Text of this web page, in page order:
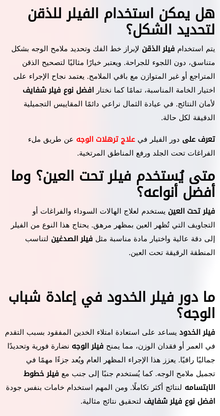
هل يمكن استخدام الفيلر للذقن
لتحديد الشكل؟
يتم استخدام فيلر الذقن لإبراز خط الفك وتحديد ملامح الوجه بشكل
متناسق، دون اللجوء للجراحة. ويعتبر خيارًا مثاليًا لتصحيح الذقن
المتراجع أو غير المتوازن مع باقي الملامح. يعتمد نجاح الإجراء على
اختيار الخامة المناسبة، تمامًا كما نختارافضل نوع فيلر شفايف
لأمان النتائج. في عيادة الثمال نراعي دائمًا المقاييس التجميلية
الدقيقة لكل حالة.
تعرف على دور الفيلر في علاج ترهلات الوجه عن طريق ملء
الفراغات تحت الجلد ورفع المناطق المرتخية.
متى يُستخدم فيلر تحت العين؟ وما
أفضل أنواعه؟
فيلر تحت العين يستخدم لعلاج الهالات السوداء والفراغات أو
التجاويف التي تُظهر العين بمظهر مرهق. يحتاج هذا النوع من الفيلر
إلى دقة عالية واختيار مادة مناسبة مثل فيلر الصدغين لتناسب
المنطقة الرقيقة تحت العين.
ما دور فيلر الخدود في إعادة شباب
الوجه؟
فيلر الخدوديساعد على استعادة امتلاء الخدين المفقود بسبب التقدم
في العمر أو فقدان الوزن، مما يمنح فيلر الوجه نضارة فورية وتحديدًا
جماليًا راقيًا. يعزز هذا الإجراء المظهر العام ويُعد جزءًا مهمًا في
تجميل ملامح الوجه. كما يُستخدم جنبًا إلى جنب مع فيلر خطوط
الابتسامه لنتائج أكثر تكاملًا. ومن المهم استخدام خامات بنفس جودة
افضل نوع فيلر شفايف لتحقيق نتائج مثالية.